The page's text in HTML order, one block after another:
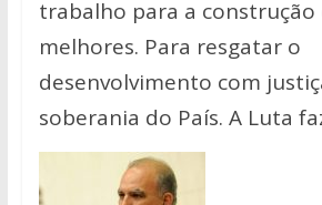
trabalho para a construção
melhores. Para resgatar o
desenvolvimento com
soberania do País. A Luta